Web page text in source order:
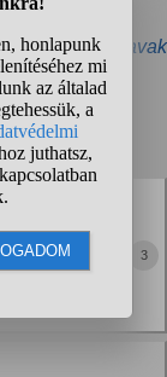
kulcsszavak
fia; a
a fia
3